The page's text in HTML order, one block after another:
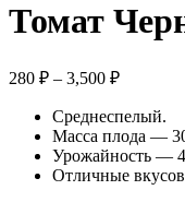
Томат
280 ₽ – 3,500 ₽Диапазон
280 ₽
–
3,500 ₽
Среднеспелый.
Масса плода —
Урожайность —
Отличные